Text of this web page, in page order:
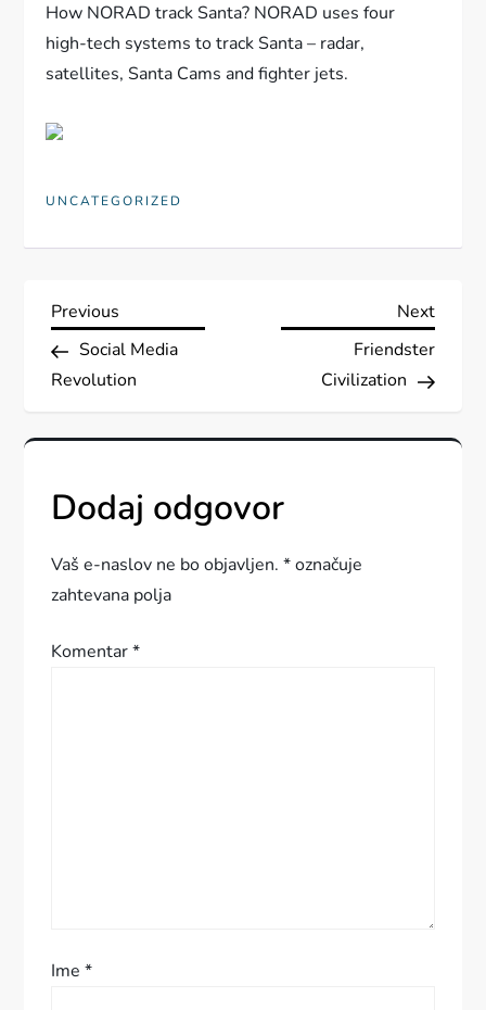
How NORAD track Santa? NORAD uses four
high-tech systems to track Santa – radar,
satellites, Santa Cams and fighter jets.
UNCATEGORIZED
N
a
g
a
s
Previous
Post
Previous
Social Media
Revolution
Next
Post
Next
Friendster
Civilization
Dodaj odgovor
Vaš e-naslov ne bo objavljen. *označuje
zahtevana polja
Komentar*
Ime*